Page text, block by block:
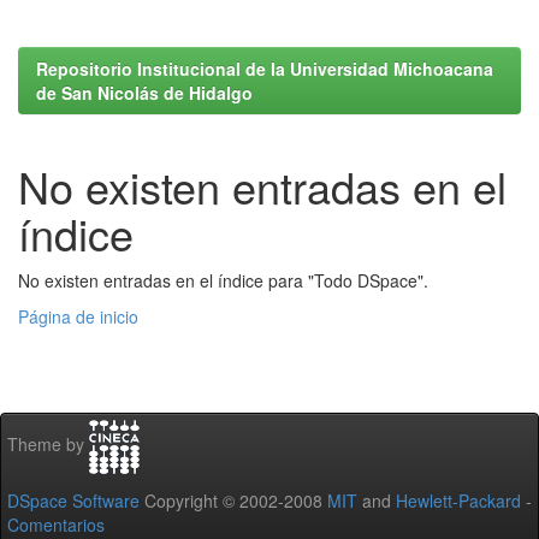
Repositorio Institucional de la Universidad Michoacana
de San Nicolás de Hidalgo
No existen entradas en el
índice
No existen entradas en el índice para "Todo DSpace".
Página de inicio
Theme by
DSpace Software Copyright © 2002-2008 MIT and Hewlett-Packard -
Comentarios